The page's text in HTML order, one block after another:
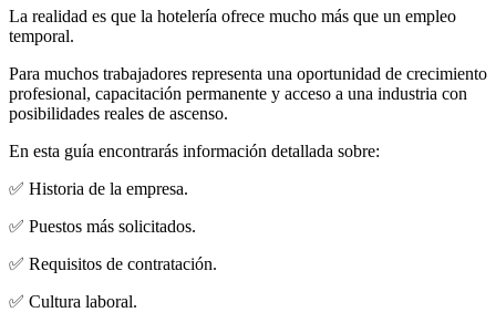
La realidad es que la hotelería ofrece mucho más que un empleo
temporal.
Para muchos trabajadores representa una oportunidad de crecimiento
profesional, capacitación permanente y acceso a una industria con
posibilidades reales de ascenso.
En esta guía encontrarás información detallada sobre:
✅ Historia de la empresa.
✅ Puestos más solicitados.
✅ Requisitos de contratación.
✅ Cultura laboral.